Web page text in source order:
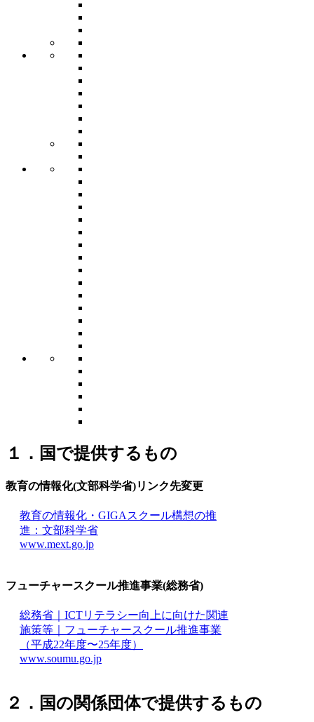
１．国で提供するもの
教育の情報化(文部科学省)リンク先変更
教育の情報化・GIGAスクール構想の推
進：文部科学省
www.mext.go.jp
フューチャースクール推進事業(総務省)
総務省｜ICTリテラシー向上に向けた関連
施策等｜フューチャースクール推進事業
（平成22年度〜25年度）
www.soumu.go.jp
２．国の関係団体で提供するもの